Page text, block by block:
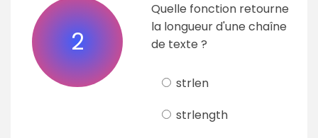
2
Quelle fonction retourne
la longueur d'une chaîne
de texte ?
strlen
strlength